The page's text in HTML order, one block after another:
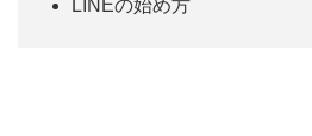
LINEの始め方